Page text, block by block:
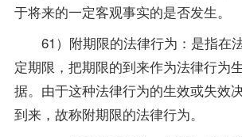
于将来的一定客观事实的是否发生。
61）附期限的法律行为：是指在
定期限，把期限的到来作为法律行为
据。由于这种法律行为的生效或失效
到来，故称附期限的法律行为。